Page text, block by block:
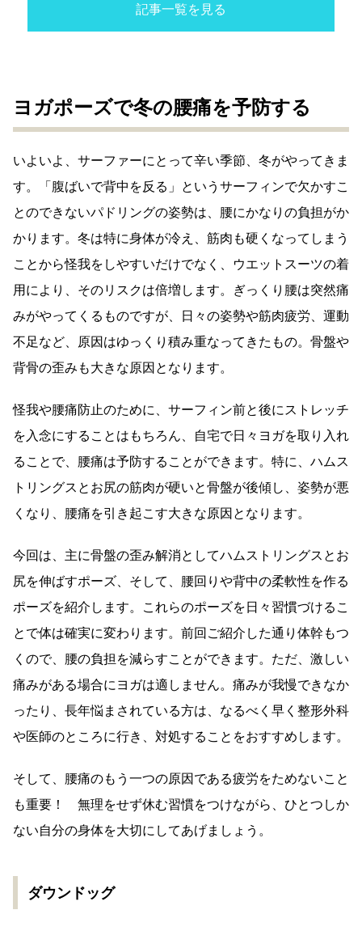
記事一覧を見る
ヨガポーズで冬の腰痛を予防する
いよいよ、サーファーにとって辛い季節、冬がやってきま
す。「腹ばいで背中を反る」というサーフィンで欠かすこ
とのできないパドリングの姿勢は、腰にかなりの負担がか
かります。冬は特に身体が冷え、筋肉も硬くなってしまう
ことから怪我をしやすいだけでなく、ウエットスーツの着
用により、そのリスクは倍増します。ぎっくり腰は突然痛
みがやってくるものですが、日々の姿勢や筋肉疲労、運動
不足など、原因はゆっくり積み重なってきたもの。骨盤や
背骨の歪みも大きな原因となります。
怪我や腰痛防止のために、サーフィン前と後にストレッチ
を入念にすることはもちろん、自宅で日々ヨガを取り入れ
ることで、腰痛は予防することができます。特に、ハムス
トリングスとお尻の筋肉が硬いと骨盤が後傾し、姿勢が悪
くなり、腰痛を引き起こす大きな原因となります。
今回は、主に骨盤の歪み解消としてハムストリングスとお
尻を伸ばすポーズ、そして、腰回りや背中の柔軟性を作る
ポーズを紹介します。これらのポーズを日々習慣づけるこ
とで体は確実に変わります。前回ご紹介した通り体幹もつ
くので、腰の負担を減らすことができます。ただ、激しい
痛みがある場合にヨガは適しません。痛みが我慢できなか
ったり、長年悩まされている方は、なるべく早く整形外科
や医師のところに行き、対処することをおすすめします。
そして、腰痛のもう一つの原因である疲労をためないこと
も重要！ 無理をせず休む習慣をつけながら、ひとつしか
ない自分の身体を大切にしてあげましょう。
ダウンドッグ